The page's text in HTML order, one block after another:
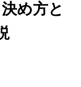
め方と